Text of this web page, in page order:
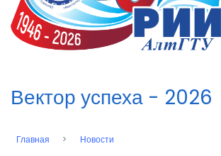
Вектор успеха - 2026
Строка
Главная Новости